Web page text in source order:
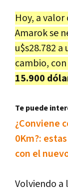
Hoy, a
Amarok se
u$s28.782
cambio,
15.900
Te puede
¿Conviene
0Km?:
con el
Volviendo a